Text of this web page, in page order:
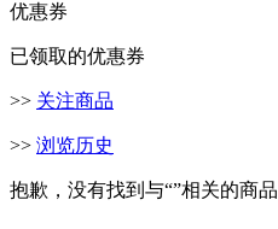
优惠券
已领取的优惠券
>> 关注商品
>> 浏览历史
抱歉，没有找到与“”相关的商品